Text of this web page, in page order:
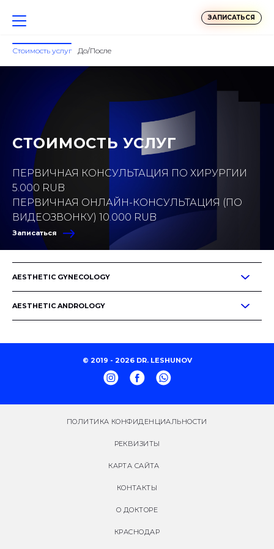
ЗАПИСАТЬСЯ
Стоимость услуг​ До/После
СТОИМОСТЬ УСЛУГ
ПЕРВИЧНАЯ КОНСУЛЬТАЦИЯ ПО ХИРУРГИИ
5.000 RUB
ПЕРВИЧНАЯ ОНЛАЙН-КОНСУЛЬТАЦИЯ (ПО
ВИДЕОЗВОНКУ) 10.000 RUB
Записаться
AESTHETIC GYNECOLOGY
AESTHETIC ANDROLOGY
© 2019 - 2026 DR. LESHUNOV
ПОЛИТИКА КОНФИДЕНЦИАЛЬНОСТИ
РЕКВИЗИТЫ
КАРТА САЙТА
КОНТАКТЫ
О ДОКТОРЕ
КРАСНОДАР